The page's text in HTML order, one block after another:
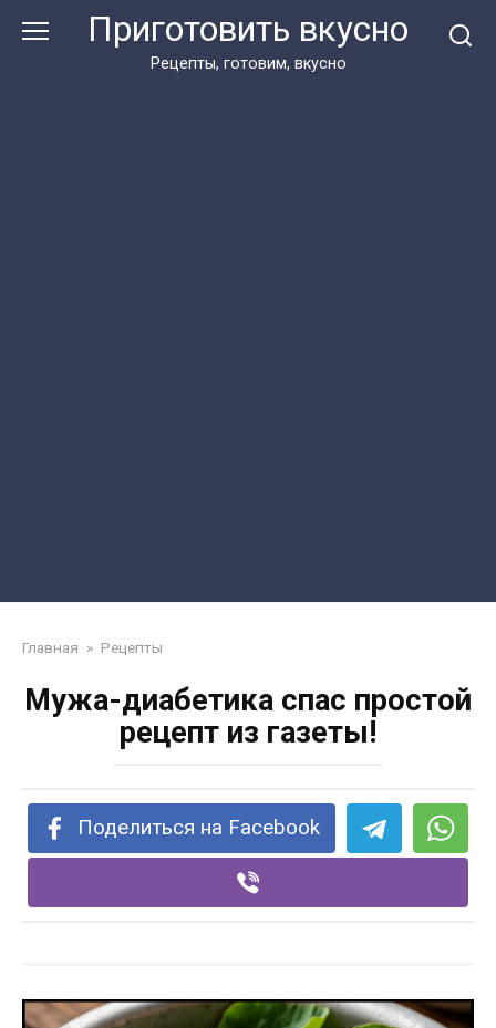
Приготовить вкусно
Рецепты, готовим, вкусно
Главная » Рецепты
Мужа-диабетика спас простой
рецепт из газеты!
Поделиться на Facebook